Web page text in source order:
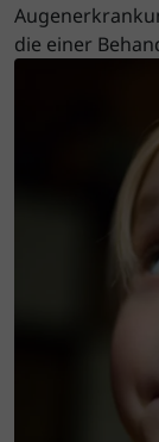
die einer